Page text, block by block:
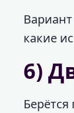
какие
6)